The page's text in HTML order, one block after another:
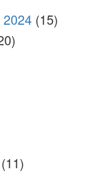
2024 (15)
(11)